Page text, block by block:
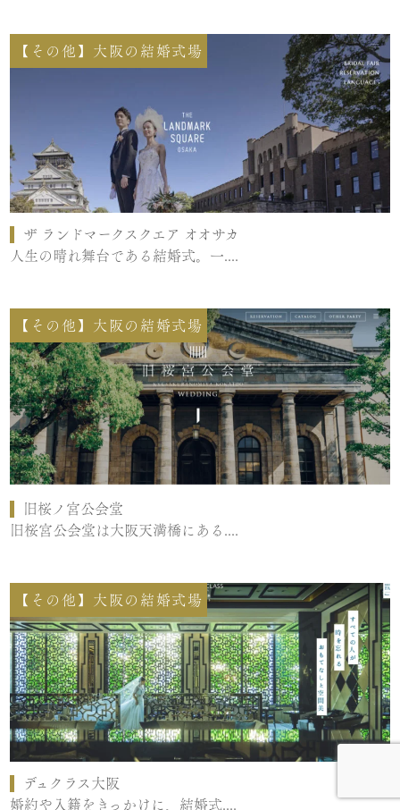
【その他】大阪の結婚式場
ザ ランドマークスクエア オオサカ
人生の晴れ舞台である結婚式。一....
【その他】大阪の結婚式場
旧桜ノ宮公会堂
旧桜宮公会堂は大阪天満橋にある....
【その他】大阪の結婚式場
デュクラス大阪
婚約や入籍をきっかけに、結婚式....